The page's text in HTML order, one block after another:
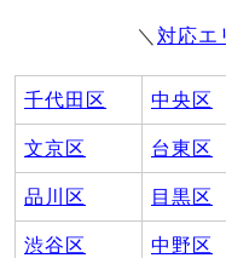
＼ 対応エ
千代田区 中央区
文京区 台東区
品川区 目黒区
渋谷区 中野区